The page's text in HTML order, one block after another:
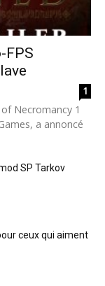
FPS
1
Necromancy 1
a annoncé
SP Tarkov
ceux qui aiment